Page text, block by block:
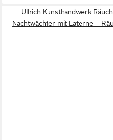
Ullrich Kunsthandwerk
Nachtwächter mit Laterne +